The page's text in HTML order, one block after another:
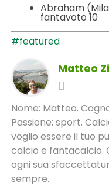
Abraham
fantavoto 10
#featured
Matteo
Nome: Matteo.
Passione: sport.
voglio essere il tuo
calcio e fantacalcio.
ogni sua
sempre.